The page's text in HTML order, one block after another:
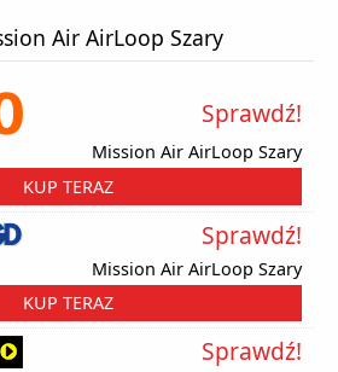
Air AirLoop Szary
Mission Air AirLoop Szary
Sprawdź!
KUP TERAZ
Mission Air AirLoop Szary
Sprawdź!
KUP TERAZ
Sprawdź!